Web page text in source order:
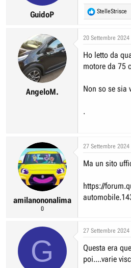
s
:
GuidoP
R
e
c
i
o
n
StelleStrisce
AngeloM.
20 Settembre 2024
Ho letto da
motore da 75
Non so se sia
.
amilanononalima
0
27 Settembre 2024
Ma un sito
https://
G
27 Settembre 2024
Questa era
poi....varie